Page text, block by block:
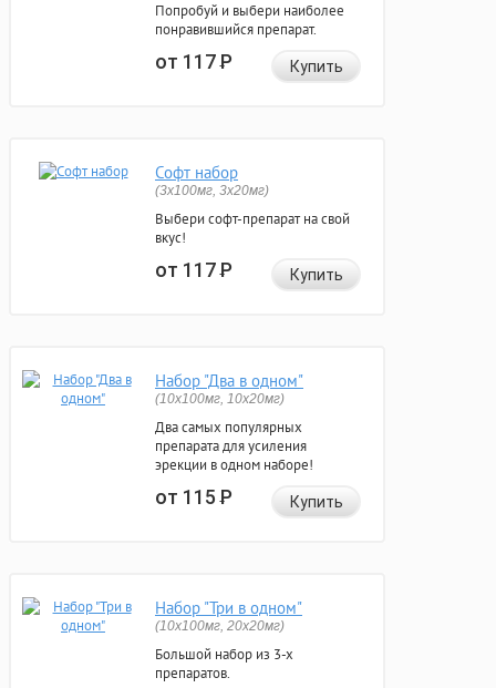
Попробуй и выбери наиболее
понравившийся препарат.
от 117Р Купить
Софт набор
(3x100мг, 3x20мг)
Выбери софт-препарат на свой
вкус!
от 117Р Купить
Набор "Два в одном"
(10x100мг, 10x20мг)
Два самых популярных
препарата для усиления
эрекции в одном наборе!
от 115Р Купить
Набор "Три в одном"
(10x100мг, 20x20мг)
Большой набор из 3-х
препаратов.